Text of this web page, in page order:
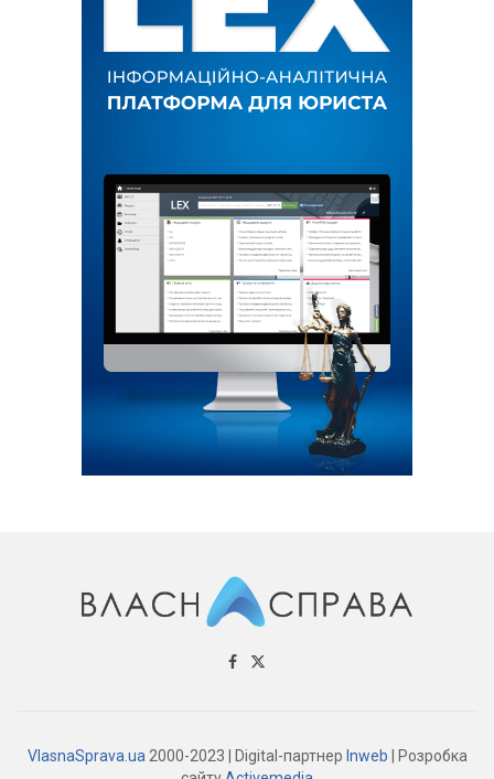
VlasnaSprava.ua 2000-2023 | Digital-партнер Inweb | Розробка